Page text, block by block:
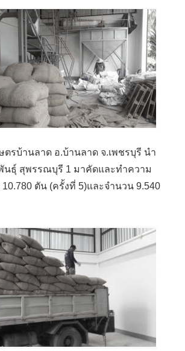
รบ้านลาด อ.บ้านลาด จ.เพชรบุรี นำ
นธุ์ สุพรรณบุรี 1 มาคัดและทำความ
ตัน (ครั้งที่ 5)และจำนวน 9.540